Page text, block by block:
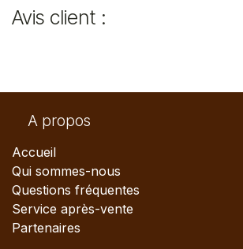
Avis client :
A propos
Accueil
Qui sommes-nous
Questions fréquentes
Service après-vente
Partenaires